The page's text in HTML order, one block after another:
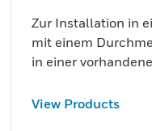
Zur Installation in
mit einem
in einer
View Products